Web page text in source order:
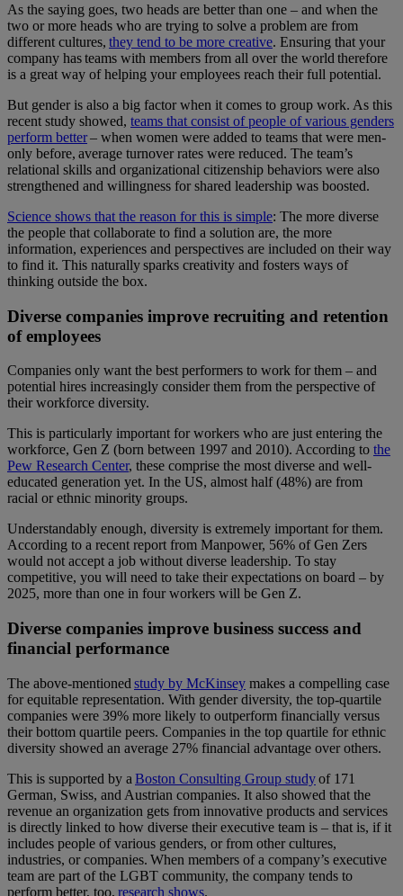
As the saying goes, two heads are better than one – and when the
two or more heads who are trying to solve a problem are from
different cultures, they tend to be more creative. Ensuring that your
company has teams with members from all over the world therefore
is a great way of helping your employees reach their full potential.
But gender is also a big factor when it comes to group work. As this
recent study showed, teams that consist of people of various genders
perform better– when women were added to teams that were men-
only before, average turnover rates were reduced. The team’s
relational skills and organizational citizenship behaviors were also
strengthened and willingness for shared leadership was boosted.
Science shows that the reason for this is simple: The more diverse
the people that collaborate to find a solution are, the more
information, experiences and perspectives are included on their way
to find it. This naturally sparks creativity and fosters ways of
thinking outside the box.
Diverse companies improve recruiting and retention
of employees
Companies only want the best performers to work for them – and
potential hires increasingly consider them from the perspective of
their workforce diversity.
This is particularly important for workers who are just entering the
workforce, Gen Z (born between 1997 and 2010). According to the
Pew Research Center, these comprise the most diverse and well-
educated generation yet. In the US, almost half (48%) are from
racial or ethnic minority groups.
Understandably enough, diversity is extremely important for them.
According to a recent report from Manpower, 56% of Gen Zers
would not accept a job without diverse leadership. To stay
competitive, you will need to take their expectations on board – by
2025, more than one in four workers will be Gen Z.
Diverse companies improve business success and
financial performance
The above-mentioned study by McKinsey makes a compelling case
for equitable representation. With gender diversity, the top-quartile
companies were 39% more likely to outperform financially versus
their bottom quartile peers. Companies in the top quartile for ethnic
diversity showed an average 27% financial advantage over others.
This is supported by a Boston Consulting Group studyof 171
German, Swiss, and Austrian companies. It also showed that the
revenue an organization gets from innovative products and services
is directly linked to how diverse their executive team is – that is, if it
includes people of various genders, or from other cultures,
industries, or companies. When members of a company’s executive
team are part of the LGBT community, the company tends to
perform better, too, research shows.